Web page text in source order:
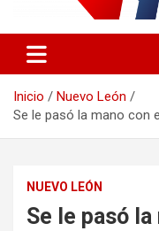
Vector
Inicio
Nuevo León
Se le pasó la mano con
NUEVO LEÓN
Se le pasó